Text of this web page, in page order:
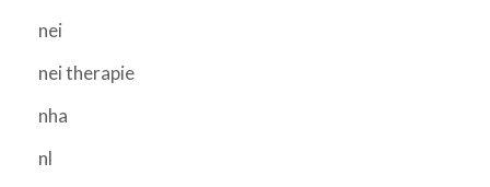
nei
nei therapie
nha
nl